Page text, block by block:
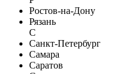
Ростов-на-Дону
Рязань
С
Санкт-Петербург
Самара
Саратов